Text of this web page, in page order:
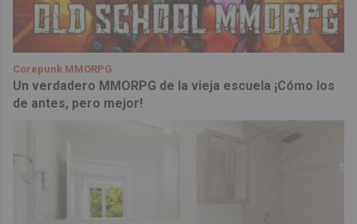
Corepunk MMORPG
Un verdadero MMORPG de la vieja escuela ¡Cómo los
de antes, pero mejor!